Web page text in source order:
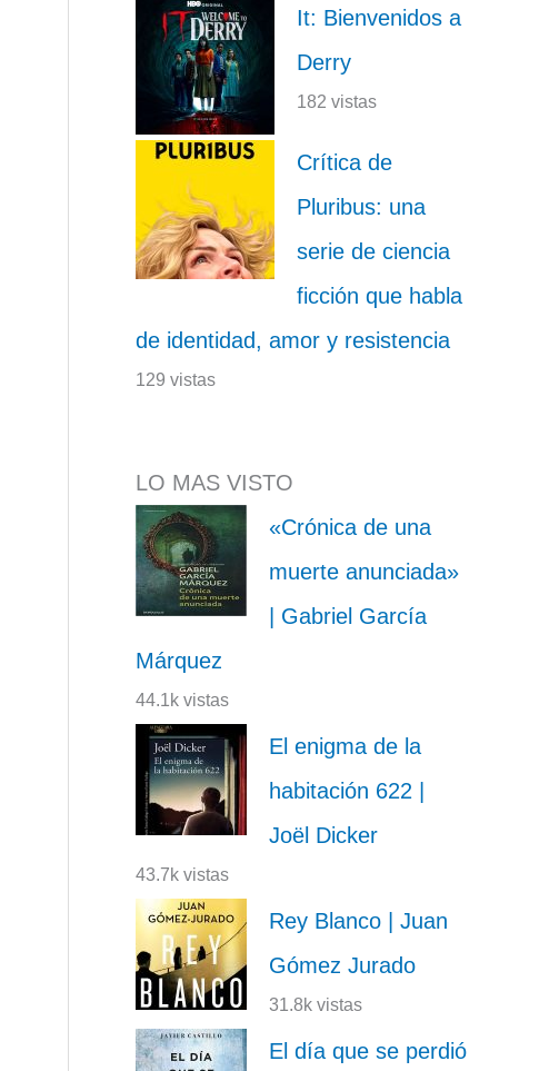
It: Bienvenidos a
Derry
182 vistas
Crítica de
Pluribus: una
serie de ciencia
ficción que habla
de identidad, amor y resistencia
129 vistas
LO MAS VISTO
«Crónica de una
muerte anunciada»
| Gabriel García
Márquez
44.1k vistas
El enigma de la
habitación 622 |
Joël Dicker
43.7k vistas
Rey Blanco | Juan
Gómez Jurado
31.8k vistas
El día que se perdió